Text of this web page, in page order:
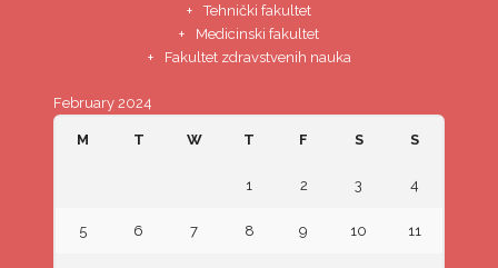
Tehnički fakultet
Medicinski fakultet
Fakultet zdravstvenih nauka
February 2024
M T W T F S S
1 2 3 4
5 6 7 8 9 10 11